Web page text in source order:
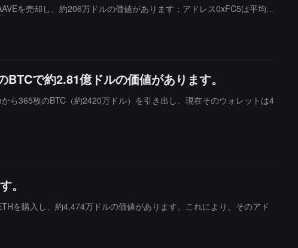
を売却し、約206万ドルの価値があります；アドレス0xFC5は平均10
で約2.81億ドルの価値があります。
ら365枚のBTC（約2420万ドル）を引き出し、現在そのウォレットは4
。
を購入し、約4,474万ドルの価値があります。これにより、そのアド